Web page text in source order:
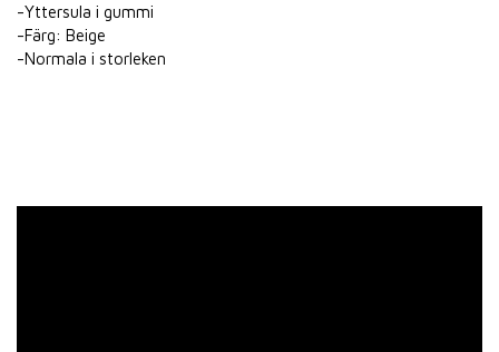
-Yttersula i gummi
-Färg: Beige
-Normala i storleken